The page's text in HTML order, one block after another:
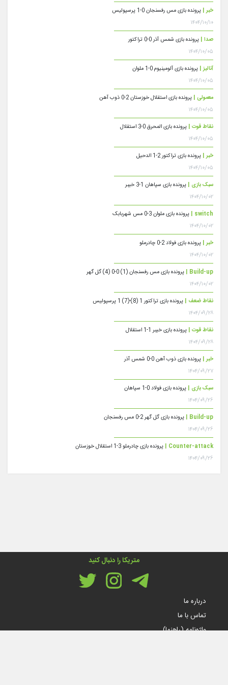
خبر | پرونده بازی مس رفسنجان 0-1 پرسپولیس
۱۴۰۴/۱۰/۱۰
صدا | پرونده بازی شمس آذر 0-0 تراکتور
۱۴۰۴/۱۰/۰۵
آنالیز | پرونده بازی آلومینیوم 0-1 ملوان
۱۴۰۴/۱۰/۰۵
معمولی | پرونده بازی استقلال خوزستان 2-0 ذوب آهن
۱۴۰۴/۱۰/۰۵
نقاط قوت | پرونده بازی المحرق 0-3 استقلال
۱۴۰۴/۱۰/۰۵
خبر | پرونده بازی تراکتور 2-1 الدحیل
۱۴۰۴/۱۰/۰۵
سبک بازی | پرونده بازی سپاهان 1-3 خیبر
۱۴۰۴/۱۰/۰۲
switch | پرونده بازی ملوان 3-0 مس شهربابک
۱۴۰۴/۱۰/۰۲
خبر | پرونده بازی فولاد 2-0 چادرملو
۱۴۰۴/۱۰/۰۲
Build-up | پرونده بازی مس رفسنجان (1) 0-0 (4) گل گهر
۱۴۰۴/۱۰/۰۲
نقاط ضعف | پرونده بازی تراکتور 1 (8)-(7) 1 پرسپولیس
۱۴۰۴/۰۹/۲۸
نقاط قوت | پرونده بازی خیبر 1-1 استقلال
۱۴۰۴/۰۹/۲۸
خبر | پرونده بازی ذوب آهن 0-0 شمس آذر
۱۴۰۴/۰۹/۲۷
سبک بازی | پرونده بازی فولاد 0-1 سپاهان
۱۴۰۴/۰۹/۲۶
Build-up | پرونده بازی گل گهر 2-0 مس رفسنجان
۱۴۰۴/۰۹/۲۶
Counter-attack | پرونده بازی چادرملو 3-1 استقلال خوزستان
۱۴۰۴/۰۹/۲۶
متریکا را دنبال کنید
درباره ما
تماس با ما
واژه‌نامه (راهنما)